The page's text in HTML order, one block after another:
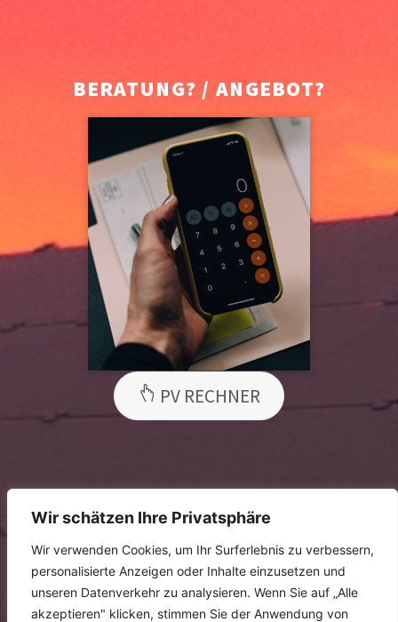
Wir schätzen Ihre Privatsphäre
Wir verwenden Cookies, um Ihr Surferlebnis zu verbessern,
personalisierte Anzeigen oder Inhalte einzusetzen und
unseren Datenverkehr zu analysieren. Wenn Sie auf „Alle
akzeptieren" klicken, stimmen Sie der Anwendung von
BERATUNG? / ANGEBOT?
PV RECHNER